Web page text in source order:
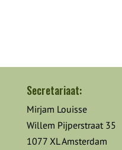
Secretariaat:
Mirjam Louisse
Willem Pijperstraat 35
1077 XL Amsterdam